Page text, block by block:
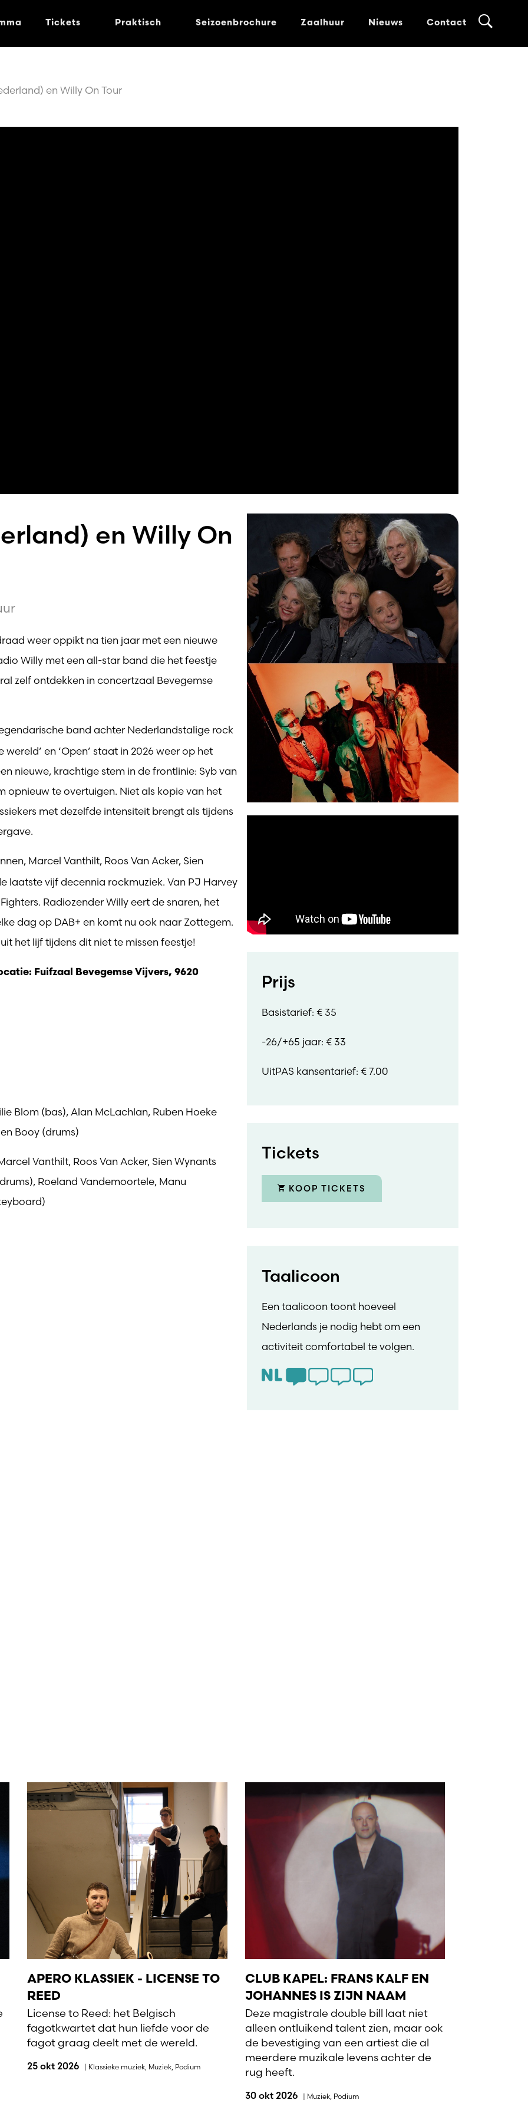
Tickets Praktisch Seizoenbrochure Zaalhuur Nieuws Contact
en Willy On Tour
en Willy On
weer oppikt na tien jaar met een nieuwe
Willy met een all-star band die het feestje
zelf ontdekken in concertzaal Bevegemse
band achter Nederlandstalige rock
wereld’ en ‘Open’ staat in 2026 weer op het
nieuwe, krachtige stem in de frontlinie: Syb van
opnieuw te overtuigen. Niet als kopie van het
met dezelfde intensiteit brengt als tijdens
Marcel Vanthilt, Roos Van Acker, Sien
laatste vijf decennia rockmuziek. Van PJ Harvey
Radiozender Willy eert de snaren, het
dag op DAB+ en komt nu ook naar Zottegem.
het lijf tijdens dit niet te missen feestje!
Fuifzaal Bevegemse Vijvers, 9620
Blom (bas), Alan McLachlan, Ruben Hoeke
Booy (drums)
Vanthilt, Roos Van Acker, Sien Wynants
Roeland Vandemoortele, Manu
Prijs
Basistarief: € 35
-26/+65 jaar: € 33
UitPAS kansentarief: € 7.00
Tickets
KOOP TICKETS
Taalicoon
Een taalicoon toont hoeveel
Nederlands je nodig hebt om een
activiteit comfortabel te volgen.
APERO KLASSIEK - LICENSE TO
REED
License to Reed: het Belgisch
fagotkwartet dat hun liefde voor de
fagot graag deelt met de wereld.
25 okt 2026 | Klassieke muziek, Muziek, Podium
CLUB KAPEL: FRANS KALF EN
JOHANNES IS ZIJN NAAM
Deze magistrale double bill laat niet
alleen ontluikend talent zien, maar ook
de bevestiging van een artiest die al
meerdere muzikale levens achter de
rug heeft.
30 okt 2026 | Muziek, Podium